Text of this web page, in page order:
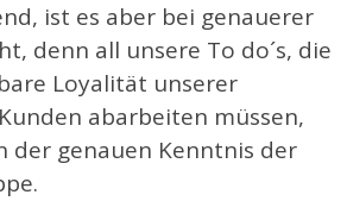
ist es aber bei genauerer
denn all unsere To do´s, die
Loyalität unserer
abarbeiten müssen,
der genauen Kenntnis der